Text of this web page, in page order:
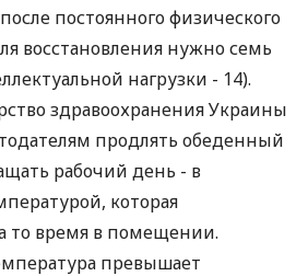
постоянного физического
восстановления нужно семь
нагрузки - 14).
здравоохранения Украины
продлять обеденный
рабочий день - в
которая
то время в помещении.
превышает